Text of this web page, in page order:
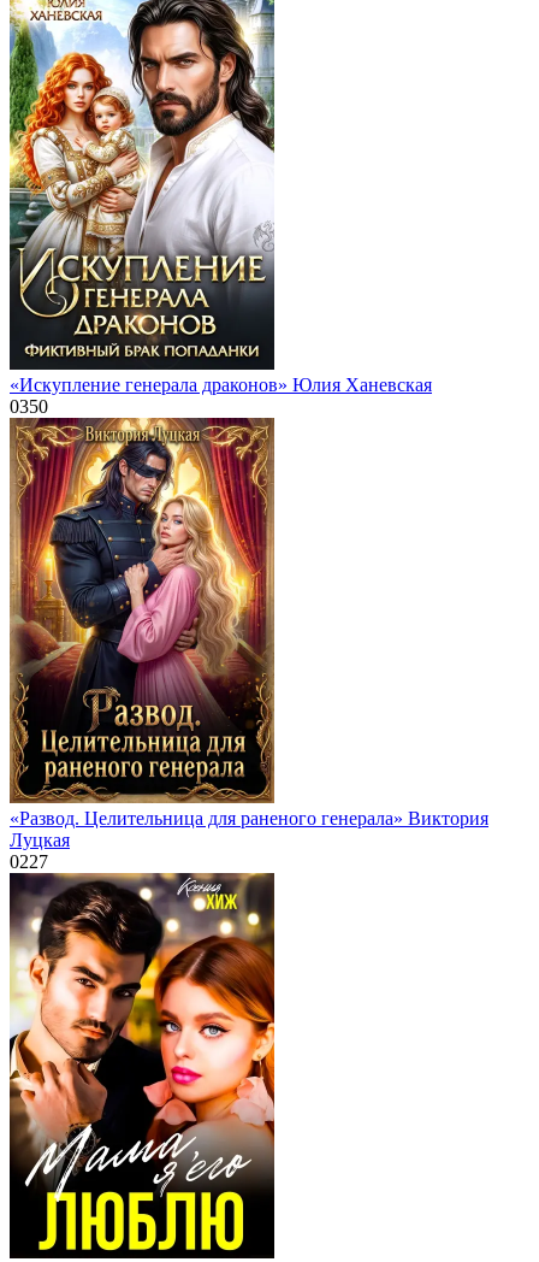
«Искупление генерала драконов» Юлия Ханевская
0350
«Развод. Целительница для раненого генерала» Виктория
Луцкая
0227